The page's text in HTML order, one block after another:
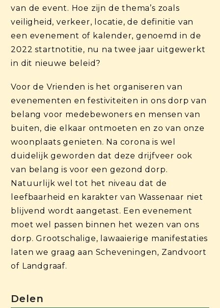
van de event. Hoe zijn de thema’s zoals
veiligheid, verkeer, locatie, de definitie van
een evenement of kalender, genoemd in de
2022 startnotitie, nu na twee jaar uitgewerkt
in dit nieuwe beleid?
Voor de Vrienden is het organiseren van
evenementen en festiviteiten in ons dorp van
belang voor medebewoners en mensen van
buiten, die elkaar ontmoeten en zo van onze
woonplaats genieten. Na corona is wel
duidelijk geworden dat deze drijfveer ook
van belang is voor een gezond dorp.
Natuurlijk wel tot het niveau dat de
leefbaarheid en karakter van Wassenaar niet
blijvend wordt aangetast. Een evenement
moet wel passen binnen het wezen van ons
dorp. Grootschalige, lawaaierige manifestaties
laten we graag aan Scheveningen, Zandvoort
of Landgraaf.
Delen